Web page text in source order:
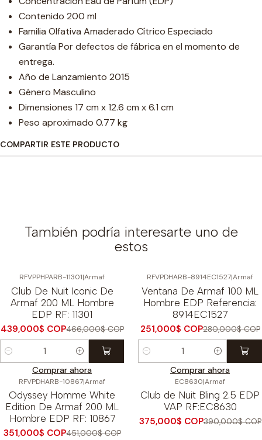
Contenido 200 ml
Familia Olfativa Amaderado Cítrico Especiado
Garantía Por defectos de fábrica en el momento de
entrega.
Año de Lanzamiento 2015
Género Masculino
Dimensiones 17 cm x 12.6 cm x 6.1 cm
Peso aproximado 0.77 kg
COMPARTIR ESTE PRODUCTO
También podría interesarte uno de
estos
RFVPPHPARB-11301|Armaf
Club De Nuit Iconic De
Armaf 200 ML Hombre
EDP RF: 11301
439,000$ COP466,000$ COP
Cantidad
Comprar ahora
RFVPDHARB-8914EC1527|Armaf
Ventana De Armaf 100 ML
Hombre EDP Referencia:
8914EC1527
251,000$ COP280,000$ COP
Cantidad
Comprar ahora
OFF
RFVPDHARB-10867|Armaf
Odyssey Homme White
Edition De Armaf 200 ML
Hombre EDP RF: 10867
351,000$ COP451,000$ COP
EC8630|Armaf
Club de Nuit Bling 2.5 EDP
VAP RF:EC8630
375,000$ COP390,000$ COP